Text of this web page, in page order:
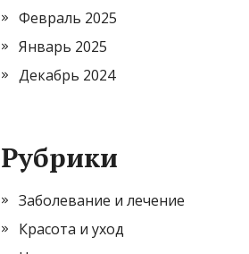
Февраль 2025
Январь 2025
Декабрь 2024
Рубрики
Заболевание и лечение
Красота и уход